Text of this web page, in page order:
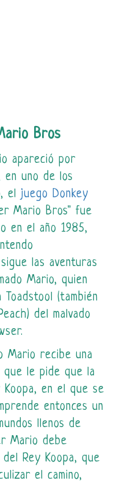
Bros
apareció por
en uno de los
el juego Donkey
Mario Bros" fue
en el año 1985,
las aventuras
Mario, quien
(también
del malvado
Mario recibe una
que le pide que la
en el que se
entonces un
llenos de
Mario debe
Rey Koopa, que
el camino,